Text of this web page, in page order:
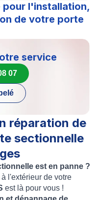
pour l'installation,
de votre porte
service
07
réparation de
sectionnelle
est en panne ?
l'extérieur de votre
est là pour vous !